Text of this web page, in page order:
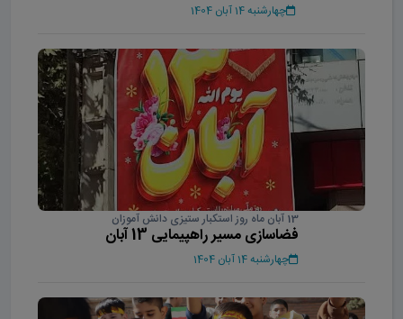
چهارشنبه 14 آبان 1404
13 آبان ماه روز استکبار ستیزی دانش آموزان
فضاسازی مسیر راهپیمایی 13 آبان
چهارشنبه 14 آبان 1404